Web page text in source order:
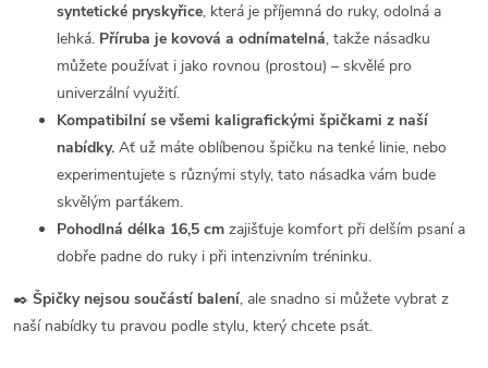
syntetické pryskyřice, která je příjemná do ruky, odolná a
lehká. Příruba je kovová a odnímatelná, takže násadku
můžete používat i jako rovnou (prostou) – skvělé pro
univerzální využití.
Kompatibilní se všemi kaligrafickými špičkami z naší
nabídky. Ať už máte oblíbenou špičku na tenké linie, nebo
experimentujete s různými styly, tato násadka vám bude
skvělým parťákem.
Pohodlná délka 16,5 cm zajišťuje komfort při delším psaní a
dobře padne do ruky i při intenzivním tréninku.
✒️ Špičky nejsou součástí balení, ale snadno si můžete vybrat z
naší nabídky tu pravou podle stylu, který chcete psát.